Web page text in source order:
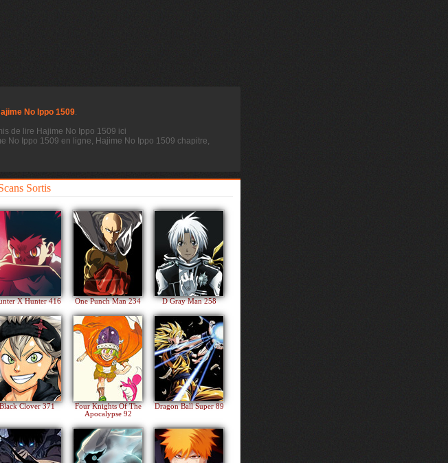
No Ippo 1509.
de lire Hajime No Ippo 1509 ici
No Ippo 1509 en ligne, Hajime No Ippo 1509 chapitre,
Sortis
X Hunter 416 One Punch Man 234 D Gray Man 258
Clover 371
Four Knights Of The
Apocalypse 92
Dragon Ball Super 89